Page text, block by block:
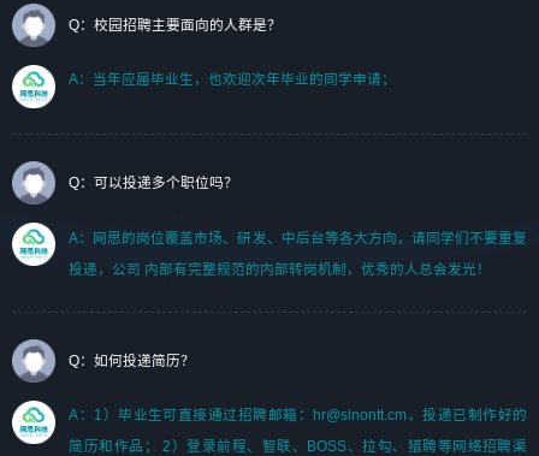
7. 了解或熟悉 WebGL 及相关框架优先。
（岗位人员专职于行业应用解决方案、项目申报方案、投标方案的策划编写）
Q：校园招聘主要面向的人群是？
A：当年应届毕业生，也欢迎次年毕业的同学申请；
Q：可以投递多个职位吗？
A：网思的岗位覆盖市场、研发、中后台等各大方向，请同学们不要重复
投递，公司 内部有完整规范的内部转岗机制，优秀的人总会发光！
Q：如何投递简历？
A：1）毕业生可直接通过招聘邮箱：hr@sinontt.cm，投递已制作好的
简历和作品； 2）登录前程、智联、BOSS、拉勾、猎聘等网络招聘渠